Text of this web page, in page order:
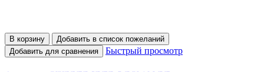
В корзину
Добавить в список пожеланий
Добавить для сравнения
Быстрый просмотр